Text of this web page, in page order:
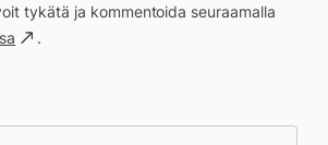
tykätä ja kommentoida seuraamalla
.